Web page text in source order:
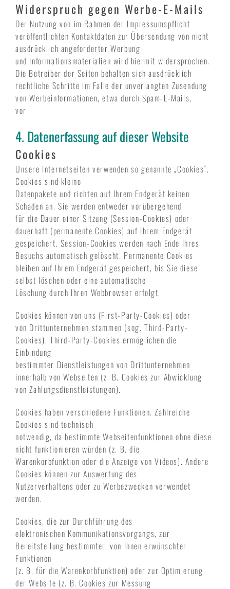
Widerspruch gegen Werbe-E-Mails
Der Nutzung von im Rahmen der Impressumspflicht
veröffentlichten Kontaktdaten zur Übersendung von nicht
ausdrücklich angeforderter Werbung
und Informationsmaterialien wird hiermit widersprochen.
Die Betreiber der Seiten behalten sich ausdrücklich
rechtliche Schritte im Falle der unverlangten Zusendung
von Werbeinformationen, etwa durch Spam-E-Mails,
vor.
4. Datenerfassung auf dieser Website
Cookies
Unsere Internetseiten verwenden so genannte „Cookies“.
Cookies sind kleine
Datenpakete und richten auf Ihrem Endgerät keinen
Schaden an. Sie werden entweder vorübergehend
für die Dauer einer Sitzung (Session-Cookies) oder
dauerhaft (permanente Cookies) auf Ihrem Endgerät
gespeichert. Session-Cookies werden nach Ende Ihres
Besuchs automatisch gelöscht. Permanente Cookies
bleiben auf Ihrem Endgerät gespeichert, bis Sie diese
selbst löschen oder eine automatische
Löschung durch Ihren Webbrowser erfolgt.
Cookies können von uns (First-Party-Cookies) oder
von Drittunternehmen stammen (sog. Third-Party-
Cookies). Third-Party-Cookies ermöglichen die
Einbindung
bestimmter Dienstleistungen von Drittunternehmen
innerhalb von Webseiten (z. B. Cookies zur Abwicklung
von Zahlungsdienstleistungen).
Cookies haben verschiedene Funktionen. Zahlreiche
Cookies sind technisch
notwendig, da bestimmte Webseitenfunktionen ohne diese
nicht funktionieren würden (z. B. die
Warenkorbfunktion oder die Anzeige von Videos). Andere
Cookies können zur Auswertung des
Nutzerverhaltens oder zu Werbezwecken verwendet
werden.
Cookies, die zur Durchführung des
elektronischen Kommunikationsvorgangs, zur
Bereitstellung bestimmter, von Ihnen erwünschter
Funktionen
(z. B. für die Warenkorbfunktion) oder zur Optimierung
der Website (z. B. Cookies zur Messung